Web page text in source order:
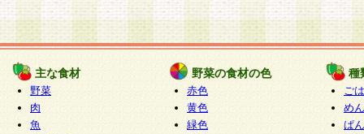
主な食材
野菜
肉
魚
野菜の食材の色
赤色
黄色
緑色
種
ご
めん
ぱん